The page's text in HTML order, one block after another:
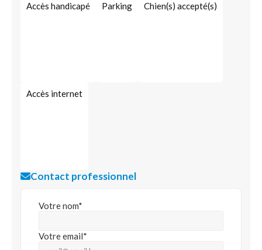
Accès handicapé Parking Chien(s) accepté(s)
Accès internet
Contact professionnel
Votre nom*
Votre email*